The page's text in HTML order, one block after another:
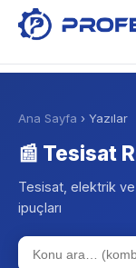
Ana Sayfa › Yazılar
📰 Tesisat
Tesisat, elektrik
ipuçları